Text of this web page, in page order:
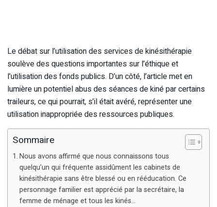
Le débat sur l’utilisation des services de kinésithérapie
soulève des questions importantes sur l’éthique et
l’utilisation des fonds publics. D’un côté, l’article met en
lumière un potentiel abus des séances de kiné par certains
traileurs, ce qui pourrait, s’il était avéré, représenter une
utilisation inappropriée des ressources publiques.
Sommaire
Nous avons affirmé que nous connaissons tous
quelqu’un qui fréquente assidûment les cabinets de
kinésithérapie sans être blessé ou en rééducation. Ce
personnage familier est apprécié par la secrétaire, la
femme de ménage et tous les kinés…